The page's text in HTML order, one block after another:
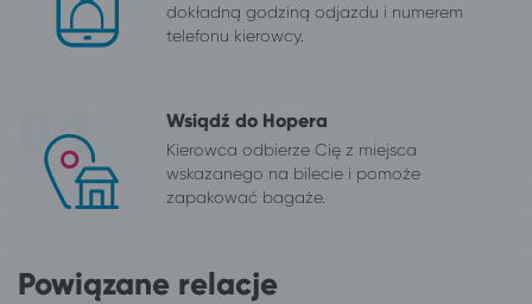
dokładną godziną odjazdu i numerem
telefonu kierowcy.
Wsiądź do Hopera
Kierowca odbierze Cię z miejsca
wskazanego na bilecie i pomoże
zapakować bagaże.
Powiązane relacje